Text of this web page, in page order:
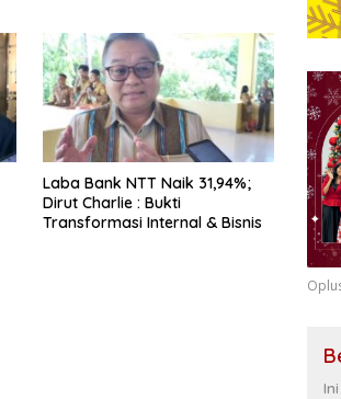
Laba Bank NTT Naik 31,94%;
Dirut Charlie : Bukti
Transformasi Internal & Bisnis